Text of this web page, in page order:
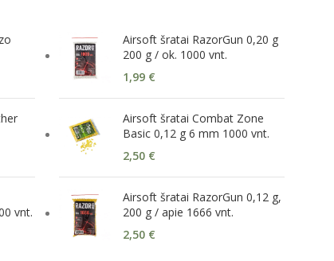
vnt.
Airsoft šratai RazorGun 0,20 g
200 g / ok. 1000 vnt.
1,99 €
Airsoft šratai Combat Zone
Basic 0,12 g 6 mm 1000 vnt.
2,50 €
Airsoft šratai RazorGun 0,12 g,
200 g / apie 1666 vnt.
2,50 €